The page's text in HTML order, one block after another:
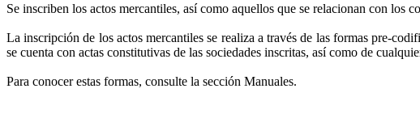
Se inscriben los actos mercantiles, así como aquellos que se relacionan con
La inscripción de los actos mercantiles se realiza a través de las formas pre-
se cuenta con actas constitutivas de las sociedades inscritas, así como de
Para conocer estas formas, consulte la sección Manuales.